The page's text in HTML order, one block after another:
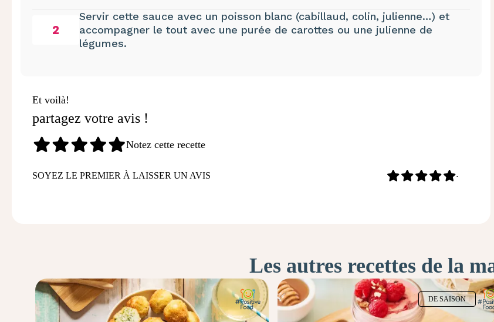
2
Servir cette sauce avec un poisson blanc (cabillaud, colin, julienne…) et
accompagner le tout avec une purée de carottes ou une julienne de
légumes.
Et voilà!
partagez votre avis !
Notez cette recette
SOYEZ LE PREMIER À LAISSER UN AVIS -
Les autres recettes de la
DE SAISON